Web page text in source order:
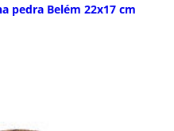
pedra Belém 22x17 cm